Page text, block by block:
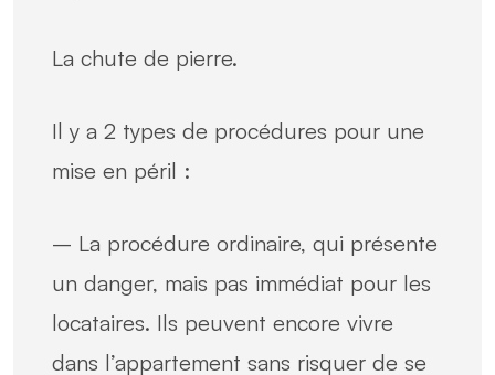
La chute de pierre.
Il y a 2 types de procédures pour une
mise en péril :
– La procédure ordinaire, qui présente
un danger, mais pas immédiat pour les
locataires. Ils peuvent encore vivre
dans l’appartement sans risquer de se